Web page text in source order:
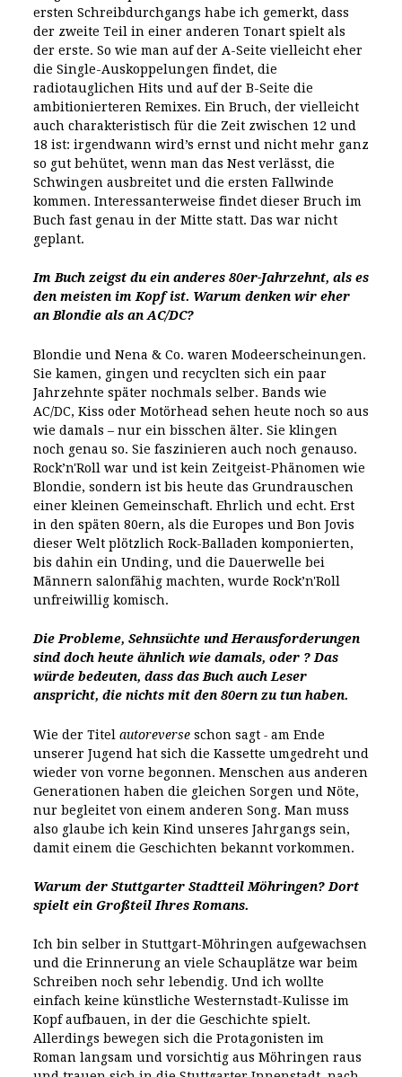
ersten Schreibdurchgangs habe ich gemerkt, dass
der zweite Teil in einer anderen Tonart spielt als
der erste. So wie man auf der A-Seite vielleicht eher
die Single-Auskoppelungen findet, die
radiotauglichen Hits und auf der B-Seite die
ambitionierteren Remixes. Ein Bruch, der vielleicht
auch charakteristisch für die Zeit zwischen 12 und
18 ist: irgendwann wird’s ernst und nicht mehr ganz
so gut behütet, wenn man das Nest verlässt, die
Schwingen ausbreitet und die ersten Fallwinde
kommen. Interessanterweise findet dieser Bruch im
Buch fast genau in der Mitte statt. Das war nicht
geplant.
Im Buch zeigst du ein anderes 80er-Jahrzehnt, als es
den meisten im Kopf ist. Warum denken wir eher
an Blondie als an AC/DC?
Blondie und Nena & Co. waren Modeerscheinungen.
Sie kamen, gingen und recyclten sich ein paar
Jahrzehnte später nochmals selber. Bands wie
AC/DC, Kiss oder Motörhead sehen heute noch so aus
wie damals – nur ein bisschen älter. Sie klingen
noch genau so. Sie faszinieren auch noch genauso.
Rock’n'Roll war und ist kein Zeitgeist-Phänomen wie
Blondie, sondern ist bis heute das Grundrauschen
einer kleinen Gemeinschaft. Ehrlich und echt. Erst
in den späten 80ern, als die Europes und Bon Jovis
dieser Welt plötzlich Rock-Balladen komponierten,
bis dahin ein Unding, und die Dauerwelle bei
Männern salonfähig machten, wurde Rock’n'Roll
unfreiwillig komisch.
Die Probleme, Sehnsüchte und Herausforderungen
sind doch heute ähnlich wie damals, oder ? Das
würde bedeuten, dass das Buch auch Leser
anspricht, die nichts mit den 80ern zu tun haben.
Wie der Titel autoreverse schon sagt - am Ende
unserer Jugend hat sich die Kassette umgedreht und
wieder von vorne begonnen. Menschen aus anderen
Generationen haben die gleichen Sorgen und Nöte,
nur begleitet von einem anderen Song. Man muss
also glaube ich kein Kind unseres Jahrgangs sein,
damit einem die Geschichten bekannt vorkommen.
Warum der Stuttgarter Stadtteil Möhringen? Dort
spielt ein Großteil Ihres Romans.
Ich bin selber in Stuttgart-Möhringen aufgewachsen
und die Erinnerung an viele Schauplätze war beim
Schreiben noch sehr lebendig. Und ich wollte
einfach keine künstliche Westernstadt-Kulisse im
Kopf aufbauen, in der die Geschichte spielt.
Allerdings bewegen sich die Protagonisten im
Roman langsam und vorsichtig aus Möhringen raus